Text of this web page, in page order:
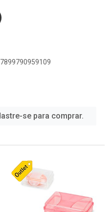
se para comprar.